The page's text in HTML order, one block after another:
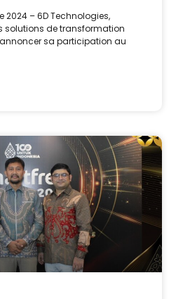
2024 – 6D Technologies,
solutions de transformation
sa participation au